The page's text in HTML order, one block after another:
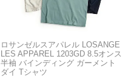
ロサンゼルスアパレル LOSANGE
LES APPAREL 1203GD 8.5オンス
半袖 バインディング ガーメント
ダイ Tシャツ